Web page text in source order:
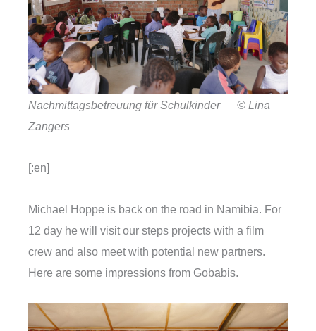
Nachmittagsbetreuung für Schulkinder © Lina
Zangers
[:en]
Michael Hoppe is back on the road in Namibia. For
12 day he will visit our steps projects with a film
crew and also meet with potential new partners.
Here are some impressions from Gobabis.